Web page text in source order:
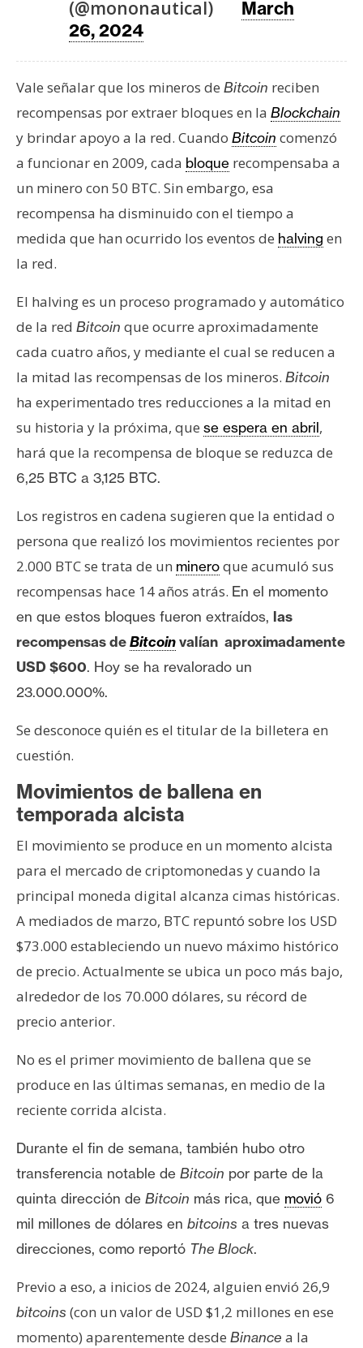
t
o
y
P
b
l
i
d
d
(@mononautical) March
26, 2024
Vale señalar que los mineros de Bitcoin reciben
recompensas por extraer bloques en la Blockchain
y brindar apoyo a la red. Cuando Bitcoin comenzó
a funcionar en 2009, cada bloque recompensaba a
un minero con 50 BTC. Sin embargo, esa
recompensa ha disminuido con el tiempo a
medida que han ocurrido los eventos de halving en
la red.
El halving es un proceso programado y automático
de la red Bitcoin que ocurre aproximadamente
cada cuatro años, y mediante el cual se reducen a
la mitad las recompensas de los mineros. Bitcoin
ha experimentado tres reducciones a la mitad en
su historia y la próxima, que se espera en abril,
hará que la recompensa de bloque se reduzca de
6,25 BTC a 3,125 BTC.
Los registros en cadena sugieren que la entidad o
persona que realizó los movimientos recientes por
2.000 BTC se trata de un mineroque acumuló sus
recompensas hace 14 años atrás. En el momento
en que estos bloques fueron extraídos, las
recompensas deBitcoinvalían aproximadamente
USD $600. Hoy se ha revalorado un
23.000.000%.
Se desconoce quién es el titular de la billetera en
cuestión.
Movimientos de ballena en
temporada alcista
El movimiento se produce en un momento alcista
para el mercado de criptomonedas y cuando la
principal moneda digital alcanza cimas históricas.
A mediados de marzo, BTC repuntó sobre los USD
$73.000 estableciendo un nuevo máximo histórico
de precio. Actualmente se ubica un poco más bajo,
alrededor de los 70.000 dólares, su récord de
precio anterior.
No es el primer movimiento de ballena que se
produce en las últimas semanas, en medio de la
reciente corrida alcista.
Durante el fin de semana, también hubo otro
transferencia notable de Bitcoin por parte de la
quinta dirección de Bitcoin más rica, que movió 6
mil millones de dólares en bitcoins a tres nuevas
direcciones, como reportó The Block.
Previo a eso, a inicios de 2024, alguien envió 26,9
bitcoins (con un valor de USD $1,2 millones en ese
momento) aparentemente desde Binance a la